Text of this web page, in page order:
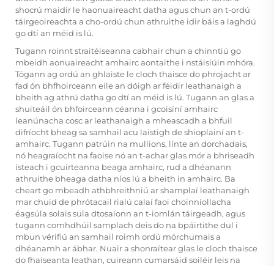
shocrú maidir le haonuaireacht datha agus chun an t-ordú
táirgeoireachta a cho-ordú chun athruithe idir báis a laghdú
go dtí an méid is lú.
Tugann roinnt straitéiseanna cabhair chun a chinntiú go
mbeidh aonuaireacht amhairc aontaithe i nstáisiúin mhóra.
Tógann ag ordú an ghlaiste le cloch thaisce do phrojacht ar
fad ón bhfhoirceann eile an dóigh ar féidir leathanaigh a
bheith ag athrú datha go dtí an méid is lú. Tugann an glas a
shuiteáil ón bhfoirceann céanna i gcoisíní amhairc
leanúnacha cosc ar leathanaigh a mheascadh a bhfuil
difríocht bheag sa samhail acu laistigh de shioplainí an t-
amhairc. Tugann patrúin na mullions, línte an dorchadais,
nó heagraíocht na faoise nó an t-achar glas mór a bhriseadh
isteach i gcuirteanna beaga amhairc, rud a dhéanann
athruithe bheaga datha níos lú a bheith in amhairc. Ba
cheart go mbeadh athbhreithniú ar shamplaí leathanaigh
mar chuid de phrótacail rialú calaí faoi choinníollacha
éagsúla solais sula dtosaíonn an t-iomlán táirgeadh, agus
tugann comhdhúil samplach deis do na bpáirtithe dul i
mbun vérifiú an samhail roimh ordú mórchumais a
dhéanamh ar ábhar. Nuair a shonraítear glas le cloch thaisce
do fhaiseanta leathan, cuireann cumarsáid soiléir leis na